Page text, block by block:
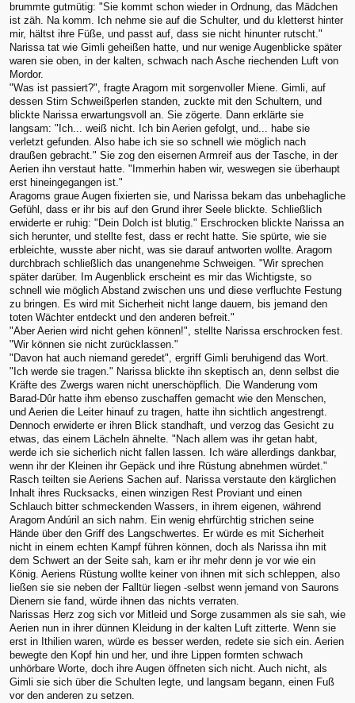
brummte gutmütig: "Sie kommt schon wieder in Ordnung, das Mädchen
ist zäh. Na komm. Ich nehme sie auf die Schulter, und du kletterst hinter
mir, hältst ihre Füße, und passt auf, dass sie nicht hinunter rutscht."
Narissa tat wie Gimli geheißen hatte, und nur wenige Augenblicke später
waren sie oben, in der kalten, schwach nach Asche riechenden Luft von
Mordor.
"Was ist passiert?", fragte Aragorn mit sorgenvoller Miene. Gimli, auf
dessen Stirn Schweißperlen standen, zuckte mit den Schultern, und
blickte Narissa erwartungsvoll an. Sie zögerte. Dann erklärte sie
langsam: "Ich... weiß nicht. Ich bin Aerien gefolgt, und... habe sie
verletzt gefunden. Also habe ich sie so schnell wie möglich nach
draußen gebracht." Sie zog den eisernen Armreif aus der Tasche, in der
Aerien ihn verstaut hatte. "Immerhin haben wir, weswegen sie überhaupt
erst hineingegangen ist."
Aragorns graue Augen fixierten sie, und Narissa bekam das unbehagliche
Gefühl, dass er ihr bis auf den Grund ihrer Seele blickte. Schließlich
erwiderte er ruhig: "Dein Dolch ist blutig." Erschrocken blickte Narissa an
sich herunter, und stellte fest, dass er recht hatte. Sie spürte, wie sie
erbleichte, wusste aber nicht, was sie darauf antworten wollte. Aragorn
durchbrach schließlich das unangenehme Schweigen. "Wir sprechen
später darüber. Im Augenblick erscheint es mir das Wichtigste, so
schnell wie möglich Abstand zwischen uns und diese verfluchte Festung
zu bringen. Es wird mit Sicherheit nicht lange dauern, bis jemand den
toten Wächter entdeckt und den anderen befreit."
"Aber Aerien wird nicht gehen können!", stellte Narissa erschrocken fest.
"Wir können sie nicht zurücklassen."
"Davon hat auch niemand geredet", ergriff Gimli beruhigend das Wort.
"Ich werde sie tragen." Narissa blickte ihn skeptisch an, denn selbst die
Kräfte des Zwergs waren nicht unerschöpflich. Die Wanderung vom
Barad-Dûr hatte ihm ebenso zuschaffen gemacht wie den Menschen,
und Aerien die Leiter hinauf zu tragen, hatte ihn sichtlich angestrengt.
Dennoch erwiderte er ihren Blick standhaft, und verzog das Gesicht zu
etwas, das einem Lächeln ähnelte. "Nach allem was ihr getan habt,
werde ich sie sicherlich nicht fallen lassen. Ich wäre allerdings dankbar,
wenn ihr der Kleinen ihr Gepäck und ihre Rüstung abnehmen würdet."
Rasch teilten sie Aeriens Sachen auf. Narissa verstaute den kärglichen
Inhalt ihres Rucksacks, einen winzigen Rest Proviant und einen
Schlauch bitter schmeckenden Wassers, in ihrem eigenen, während
Aragorn Andúril an sich nahm. Ein wenig ehrfürchtig strichen seine
Hände über den Griff des Langschwertes. Er würde es mit Sicherheit
nicht in einem echten Kampf führen können, doch als Narissa ihn mit
dem Schwert an der Seite sah, kam er ihr mehr denn je vor wie ein
König. Aeriens Rüstung wollte keiner von ihnen mit sich schleppen, also
ließen sie sie neben der Falltür liegen -selbst wenn jemand von Saurons
Dienern sie fand, würde ihnen das nichts verraten.
Narissas Herz zog sich vor Mitleid und Sorge zusammen als sie sah, wie
Aerien nun in ihrer dünnen Kleidung in der kalten Luft zitterte. Wenn sie
erst in Ithilien waren, würde es besser werden, redete sie sich ein. Aerien
bewegte den Kopf hin und her, und ihre Lippen formten schwach
unhörbare Worte, doch ihre Augen öffneten sich nicht. Auch nicht, als
Gimli sie sich über die Schulten legte, und langsam begann, einen Fuß
vor den anderen zu setzen.